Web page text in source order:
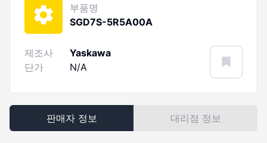
부품명
SGD7S-5R5A00A
제조사
Yaskawa
단가
N/A
판매자 정보 대리점 정보